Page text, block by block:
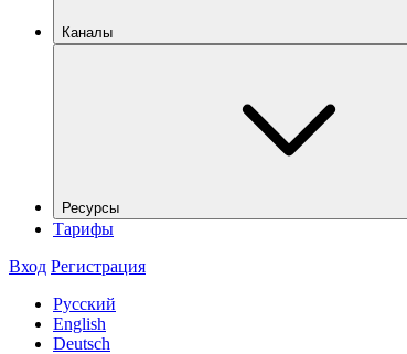
Каналы
Ресурсы
Тарифы
Вход Регистрация
Русский
English
Deutsch